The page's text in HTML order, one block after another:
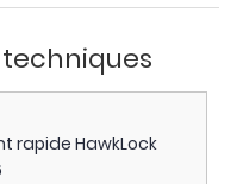
rapide HawkLock